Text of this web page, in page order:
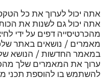
אתה יכול לערוך את כל
אתה יכול גם לשנות את
מהכרטיסייה דפים על ידי
מאמרים / נושאים באתר
במאמר החדשות / הנושא
ערוך את המאמרים שלך
להשתמש בו להוספת תכני